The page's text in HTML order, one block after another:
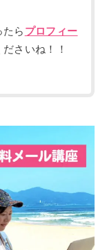
たら プロフィー
さいね！！